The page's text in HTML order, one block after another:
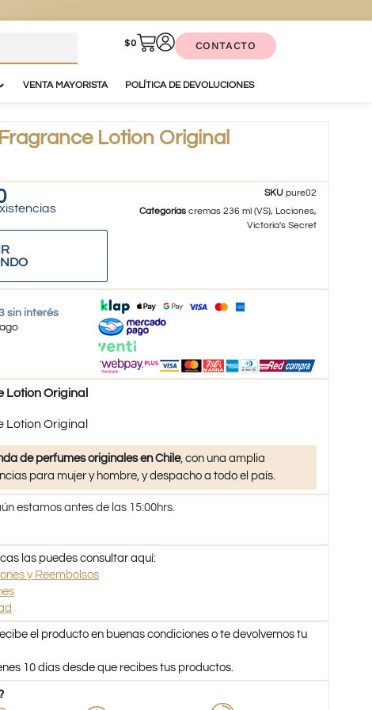
$0 CONTACTO
VENTA MAYORISTA POLÍTICA DE DEVOLUCIONES
Lotion Original
SKUpure02
Categorías cremas 236 ml (VS), Lociones,
Victoria's Secret
sin interés
Lotion Original
Original
de perfumes originales en Chile, con una amplia
para mujer y hombre, y despacho a todo el país.
estamos antes de las 15:00hrs.
las puedes consultar aquí:
y Reembolsos
el producto en buenas condiciones o te devolvemos tu
10 días desde que recibes tus productos.